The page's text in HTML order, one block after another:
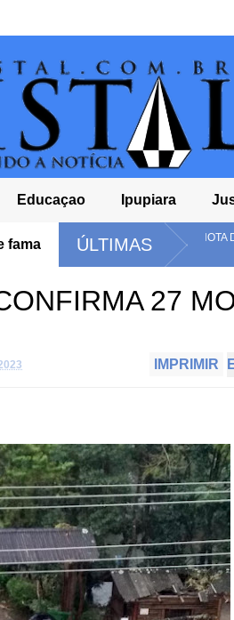
Educaçao Ipupiara
fama ÚLTIMAS
PIOR NOTA DO ENSINO MÉDIO NO
27
IMPRIMIR